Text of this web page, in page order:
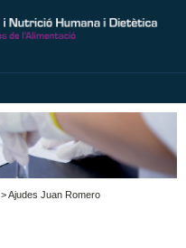
> Ajudes Juan Romero